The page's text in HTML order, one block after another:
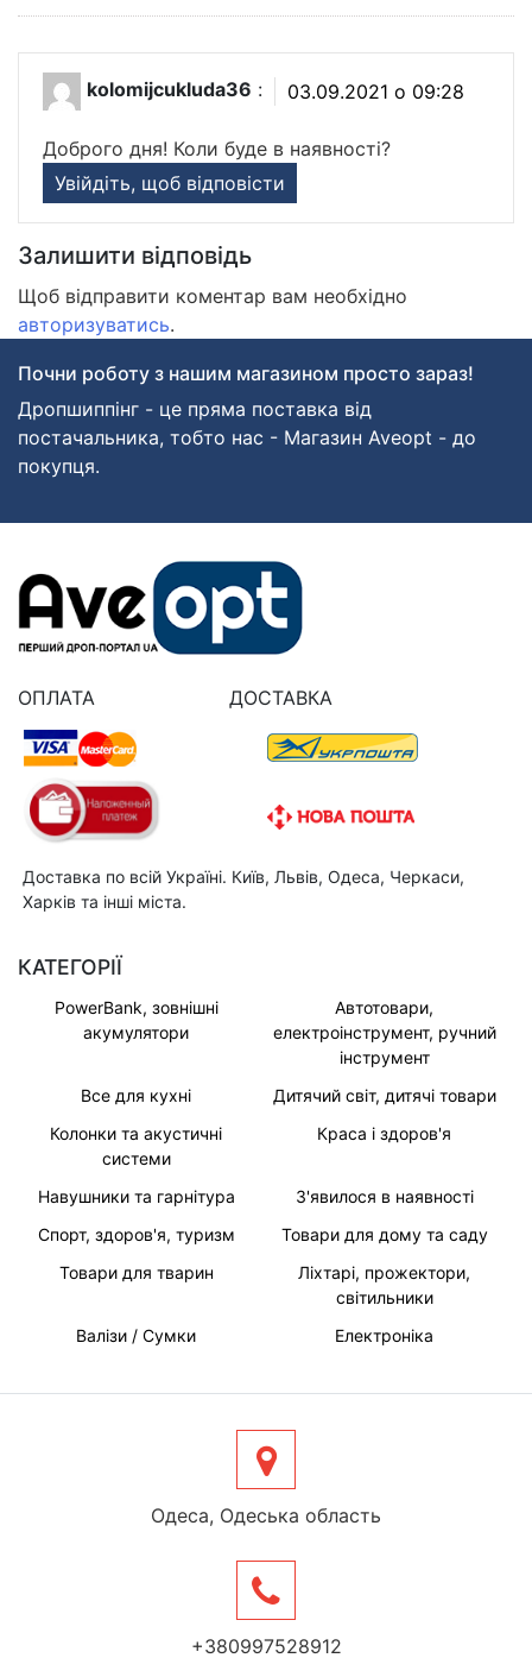
kolomijcukluda36 : 03.09.2021 о 09:28
Доброго дня! Коли буде в наявності?
Увійдіть, щоб відповісти
Залишити відповідь
Щоб відправити коментар вам необхідно
авторизуватись.
Почни роботу з нашим магазином просто зараз!
Дропшиппінг - це пряма поставка від
постачальника, тобто нас - Магазин Aveopt - до
покупця.
ОПЛАТА ДОСТАВКА
Доставка по всій Україні. Київ, Львів, Одеса, Черкаси,
Харків та інші міста.
КАТЕГОРІЇ
PowerBank, зовнішні
акумулятори
Автотовари,
електроінструмент, ручний
інструмент
Все для кухні
Дитячий світ, дитячі товари
Колонки та акустичні
системи
Краса і здоров'я
Навушники та гарнітура
З'явилося в наявності
Спорт, здоров'я, туризм
Товари для дому та саду
Товари для тварин
Ліхтарі, прожектори,
світильники
Валізи / Сумки
Електроніка
Одеса, Одеська область
+380997528912